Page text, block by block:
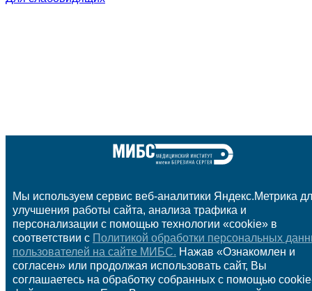
Мы используем сервис веб-аналитики Яндекс.Метрика
улучшения работы сайта, анализа трафика и
персонализации с помощью технологии «cookie» в
соответствии с Политикой обработки персональных
пользователей на сайте МИБС. Нажав «Ознакомлен и
согласен» или продолжая использовать сайт, Вы
соглашаетесь на обработку собранных с помощью